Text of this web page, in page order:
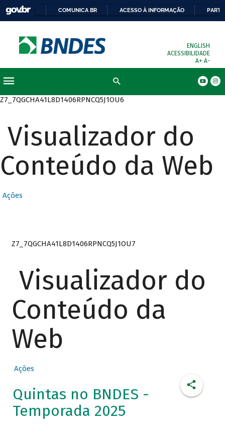
COMUNICA BR ACESSO À INFORMAÇÃO
ENGLISH
ACESSIBILIDADE
A+ A-
Z7_7QGCHA41L8D1406RPNCQ5J1OU6
Visualizador do
Conteúdo da Web
Ações
Z7_7QGCHA41L8D1406RPNCQ5J1OU7
Visualizador do
Conteúdo da
Web
Ações
Quintas no BNDES -
Temporada 2025